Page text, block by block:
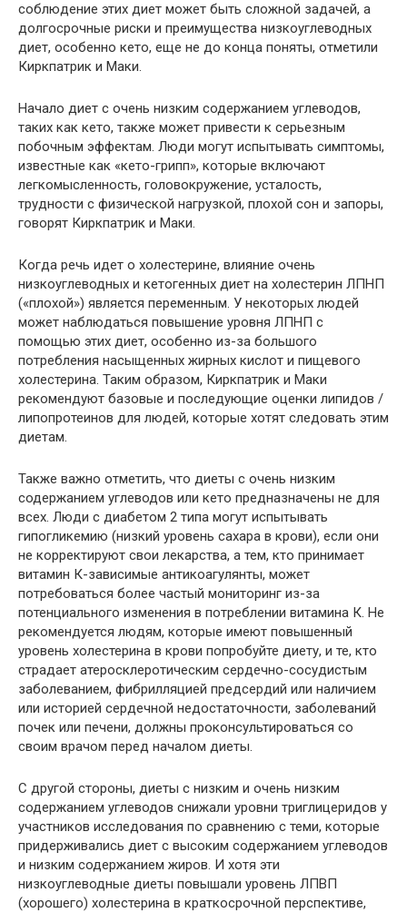
соблюдение этих диет может быть сложной задачей, а
долгосрочные риски и преимущества низкоуглеводных
диет, особенно кето, еще не до конца поняты, отметили
Киркпатрик и Маки.
Начало диет с очень низким содержанием углеводов,
таких как кето, также может привести к серьезным
побочным эффектам. Люди могут испытывать симптомы,
известные как «кето-грипп», которые включают
легкомысленность, головокружение, усталость,
трудности с физической нагрузкой, плохой сон и запоры,
говорят Киркпатрик и Маки.
Когда речь идет о холестерине, влияние очень
низкоуглеводных и кетогенных диет на холестерин ЛПНП
(«плохой») является переменным. У некоторых людей
может наблюдаться повышение уровня ЛПНП с
помощью этих диет, особенно из-за большого
потребления насыщенных жирных кислот и пищевого
холестерина. Таким образом, Киркпатрик и Маки
рекомендуют базовые и последующие оценки липидов /
липопротеинов для людей, которые хотят следовать этим
диетам.
Также важно отметить, что диеты с очень низким
содержанием углеводов или кето предназначены не для
всех. Люди с диабетом 2 типа могут испытывать
гипогликемию (низкий уровень сахара в крови), если они
не корректируют свои лекарства, а тем, кто принимает
витамин К-зависимые антикоагулянты, может
потребоваться более частый мониторинг из-за
потенциального изменения в потреблении витамина К. Не
рекомендуется людям, которые имеют повышенный
уровень холестерина в крови попробуйте диету, и те, кто
страдает атеросклеротическим сердечно-сосудистым
заболеванием, фибрилляцией предсердий или наличием
или историей сердечной недостаточности, заболеваний
почек или печени, должны проконсультироваться со
своим врачом перед началом диеты.
С другой стороны, диеты с низким и очень низким
содержанием углеводов снижали уровни триглицеридов у
участников исследования по сравнению с теми, которые
придерживались диет с высоким содержанием углеводов
и низким содержанием жиров. И хотя эти
низкоуглеводные диеты повышали уровень ЛПВП
(хорошего) холестерина в краткосрочной перспективе,